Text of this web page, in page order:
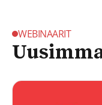
WEBINAARIT